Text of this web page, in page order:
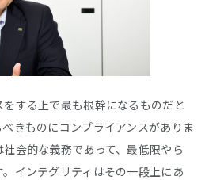
する上で最も根幹になるものだと
きものにコンプライアンスがありま
会的な義務であって、最低限やら
インテグリティはその一段上にあ